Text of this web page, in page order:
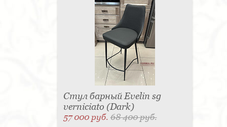
Стул барный Evelin sg
verniciato (Dark)
57 000 руб.68 400 руб.